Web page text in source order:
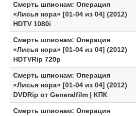
Смерть шпионам: Операция
«Лисья нора» [01-04 из 04] (2012)
HDTV 1080i
Смерть шпионам: Операция
«Лисья нора» [01-04 из 04] (2012)
HDTVRip 720p
Смерть шпионам: Операция
«Лисья нора» [01-04 из 04] (2012)
DVDRip от Generalfilm | КПК
Смерть шпионам: Операция